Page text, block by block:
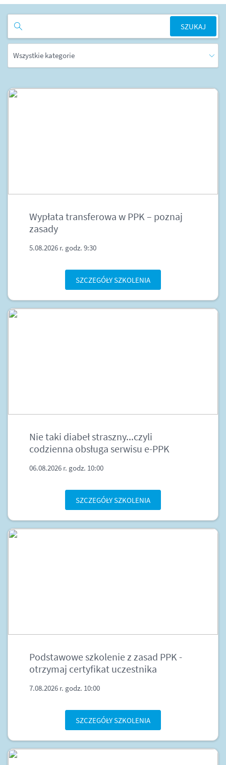
SZUKAJ
Wypłata transferowa w PPK – poznaj
zasady
5.08.2026 r. godz. 9:30
SZCZEGÓŁY SZKOLENIA
Nie taki diabeł straszny...czyli
codzienna obsługa serwisu e-PPK
06.08.2026 r. godz. 10:00
SZCZEGÓŁY SZKOLENIA
Podstawowe szkolenie z zasad PPK -
otrzymaj certyfikat uczestnika
7.08.2026 r. godz. 10:00
SZCZEGÓŁY SZKOLENIA